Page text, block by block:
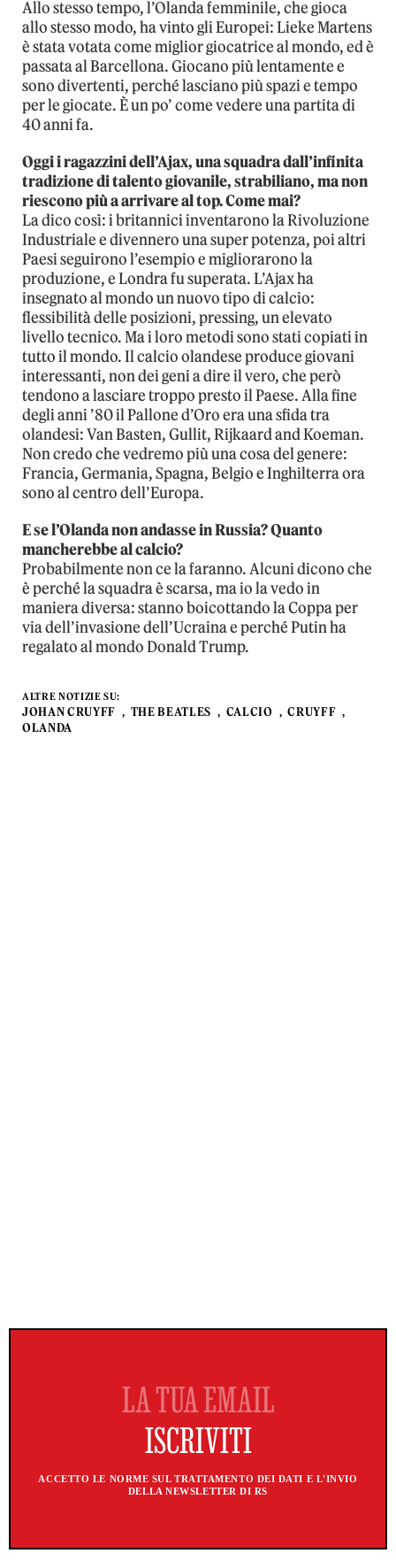
Allo stesso tempo, l’Olanda femminile, che gioca
allo stesso modo, ha vinto gli Europei: Lieke Martens
è stata votata come miglior giocatrice al mondo, ed è
passata al Barcellona. Giocano più lentamente e
sono divertenti, perché lasciano più spazi e tempo
per le giocate. È un po’ come vedere una partita di
40 anni fa.
Oggi i ragazzini dell’Ajax, una squadra dall’infinita
tradizione di talento giovanile, strabiliano, ma non
riescono più a arrivare al top. Come mai?
La dico così: i britannici inventarono la Rivoluzione
Industriale e divennero una super potenza, poi altri
Paesi seguirono l’esempio e migliorarono la
produzione, e Londra fu superata. L’Ajax ha
insegnato al mondo un nuovo tipo di calcio:
flessibilità delle posizioni, pressing, un elevato
livello tecnico. Ma i loro metodi sono stati copiati in
tutto il mondo. Il calcio olandese produce giovani
interessanti, non dei geni a dire il vero, che però
tendono a lasciare troppo presto il Paese. Alla fine
degli anni ’80 il Pallone d’Oro era una sfida tra
olandesi: Van Basten, Gullit, Rijkaard and Koeman.
Non credo che vedremo più una cosa del genere:
Francia, Germania, Spagna, Belgio e Inghilterra ora
sono al centro dell’Europa.
E se l’Olanda non andasse in Russia? Quanto
mancherebbe al calcio?
Probabilmente non ce la faranno. Alcuni dicono che
è perché la squadra è scarsa, ma io la vedo in
maniera diversa: stanno boicottando la Coppa per
via dell’invasione dell’Ucraina e perché Putin ha
regalato al mondo Donald Trump.
ALTRE NOTIZIE SU:
JOHAN CRUYFF THE BEATLES CALCIO
CRUYFF
OLANDA
ACCETTO LE NORME SUL TRATTAMENTO DEI DATI E L'INVIO
DELLA NEWSLETTER DI RS